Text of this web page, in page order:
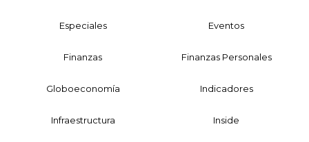
Especiales Eventos
Finanzas Finanzas Personales
Globoeconomía Indicadores
Infraestructura Inside